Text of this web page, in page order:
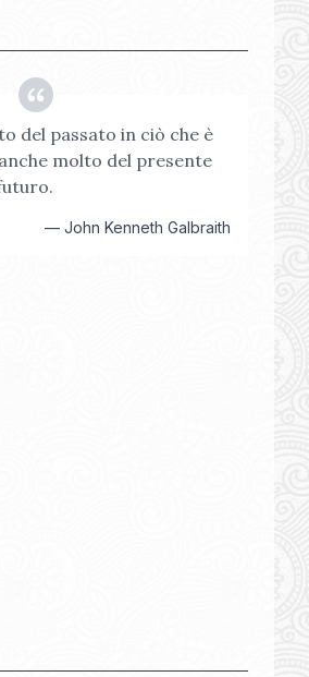
del passato in ciò che è
molto del presente
— John Kenneth Galbraith